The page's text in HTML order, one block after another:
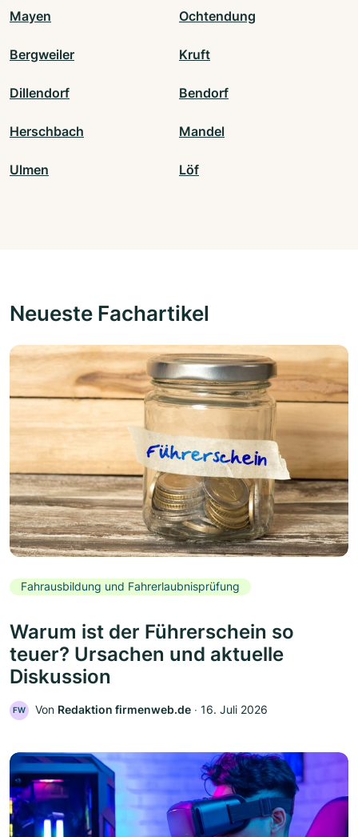
Mayen Ochtendung
Bergweiler Kruft
Dillendorf Bendorf
Herschbach Mandel
Ulmen Löf
Neueste Fachartikel
Fahrausbildung und Fahrerlaubnisprüfung
Warum ist der Führerschein so
teuer? Ursachen und aktuelle
Diskussion
FW Von Redaktion firmenweb.de ‧ 16. Juli 2026